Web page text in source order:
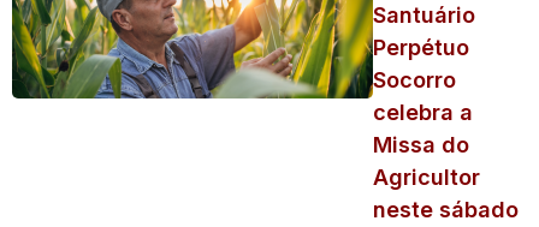
Santuário
Perpétuo
Socorro
celebra a
Missa do
Agricultor
neste sábado